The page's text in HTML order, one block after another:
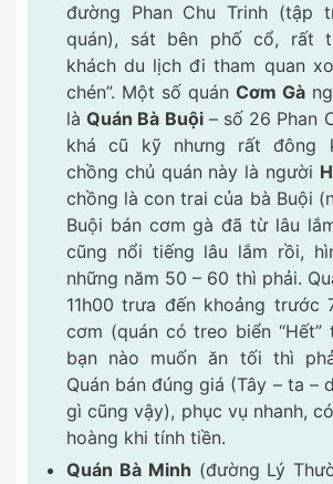
đường Phan Chu Trinh (tập
quán), sát bên phố cổ, rất
khách du lịch đi tham quan
chén”. Một số quán Cơm Gà
làQuán Bà Buội– số 26 Phan
khá cũ kỹ nhưng rất đông
chồng chủ quán này là người
chồng là con trai của bà Buội
Buội bán cơm gà đã từ lâu
cũng nổi tiếng lâu lắm rồi,
những năm 50 – 60 thì phải.
11h00 trưa đến khoảng trước
cơm (quán có treo biển “Hết”
bạn nào muốn ăn tối thì
Quán bán đúng giá (Tây – ta –
gì cũng vậy), phục vụ nhanh,
hoàng khi tính tiền.
Quán Bà Minh (đường Lý